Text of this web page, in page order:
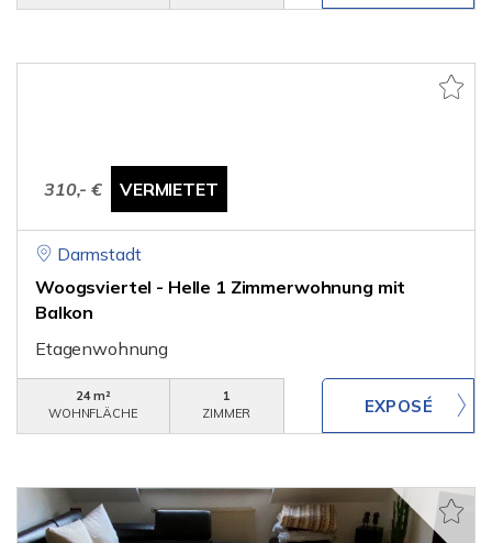
310,- € VERMIETET
Darmstadt
Woogsviertel - Helle 1 Zimmerwohnung mit
Balkon
Etagenwohnung
24 m²
WOHNFLÄCHE
1
ZIMMER